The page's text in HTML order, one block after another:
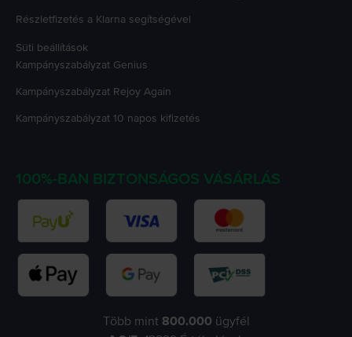
Részletfizetés a Klarna segítségével
Süti beállítások
Kampányszabályzat Genius
Kampányszabályzat Rejoy Again
Kampányszabályzat 10 napos kifizetés
100%-BAN BIZTONSÁGOS VÁSÁRLÁS
Több mint 800.000 ügyfél